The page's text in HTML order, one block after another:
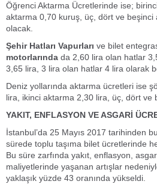
Öğrenci Aktarma Ücretlerinde ise;
aktarma 0,70 kuruş, üç, dört ve
olacak.
Şehir Hatları Vapurları ve bilet
motorlarında da 2,60 lira olan hatlar
3,65 lira, 3 lira olan hatlar 4 lira olarak
Deniz yollarında aktarma ücretleri ise
lira, ikinci aktarma 2,30 lira, üç, dört ve
YAKIT, ENFLASYON VE ASGARİ
İstanbul’da 25 Mayıs 2017 tarihinden
sürede toplu taşıma bilet ücretlerinde
Bu süre zarfında yakıt, enflasyon,
maliyetlerinde yaşanan artışlar
yaklaşık yüzde 43 oranında yükseldi.